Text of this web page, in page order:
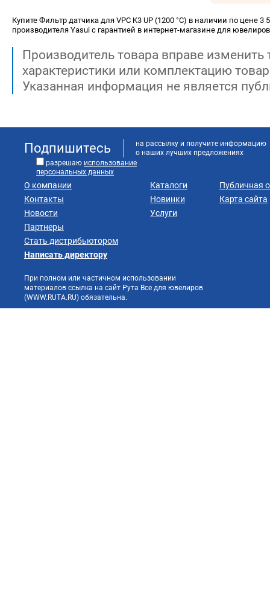
Купите Фильтр датчика для VPC K3 UP (1200 °C) в наличии по цене 3
производителя Yasui с гарантией в интернет-магазине для
Производитель товара вправе изменить
характеристики или комплектацию
Указанная информация не является
Подпишитесь
на рассылку и получите информацию
о наших лучших предложениях
разрешаю использование
персональных данных
О компании
Контакты
Новости
Партнеры
Стать дистрибьютором
Каталоги
Новинки
Услуги
Публичная
Карта сайта
Написать директору
При полном или частичном использовании
материалов ссылка на сайт Рута Все для ювелиров
(WWW.RUTA.RU) обязательна.